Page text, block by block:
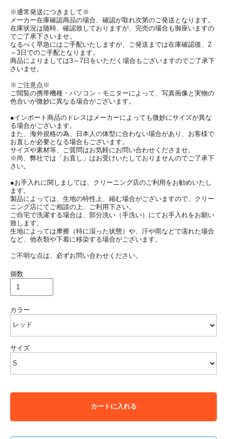
※通常発送につきまして※
メーカー在庫確認商品の場合、確認が取れ次第のご発送となります。
在庫状況は随時、確認致しておりますが、完売の場合も御座いますの
でご了承下さいませ。
なるべく早急にはご手配いたしますが、ご発送までは在庫確認後、2
～3日でのご手配となります。
商品によりましては3～7日をいただく場合もございますのでご了承下
さいませ。
※ご注意点※
ご閲覧の携帯機種・パソコン・モニターによって、写真画像と実物の
色合いが微妙に異なる場合がございます。
●インポート商品のドレスはメーカーによっても微妙にサイズが異な
る場合がございます。
また、海外規格の為、日本人の体型に合わない場合があり、お客様で
お直しが必要となる場合もございます。
サイズや素材等、ご質問はお気軽にお問い合わせくださませ。
※尚、弊社では「お直し」はお受けいたしておりませんのでご了承下
さい。
●お手入れに関しましては、クリーニング店のご利用をお勧めいたし
ます。
製品によっては、生地の特性上、縮む場合がございますので、クリー
ニング店にてご相談の上、ご利用下さい。
ご自宅で洗濯する場合は、部分洗い（手洗い）にてお手入れをお願い
致します。
生地によっては摩擦（特に湿った状態）や、汗や雨などで濡れた場合
など、他衣類や下着に移染する場合がございます。
ご不明な点は、必ずお問い合わせください。
個数
カラー
サイズ
カートに入れる